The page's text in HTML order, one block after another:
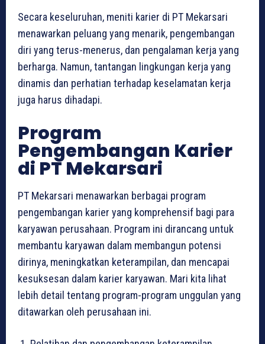
Secara keseluruhan, meniti karier di PT Mekarsari
menawarkan peluang yang menarik, pengembangan
diri yang terus-menerus, dan pengalaman kerja yang
berharga. Namun, tantangan lingkungan kerja yang
dinamis dan perhatian terhadap keselamatan kerja
juga harus dihadapi.
Program
Pengembangan Karier
di PT Mekarsari
PT Mekarsari menawarkan berbagai program
pengembangan karier yang komprehensif bagi para
karyawan perusahaan. Program ini dirancang untuk
membantu karyawan dalam membangun potensi
dirinya, meningkatkan keterampilan, dan mencapai
kesuksesan dalam karier karyawan. Mari kita lihat
lebih detail tentang program-program unggulan yang
ditawarkan oleh perusahaan ini.